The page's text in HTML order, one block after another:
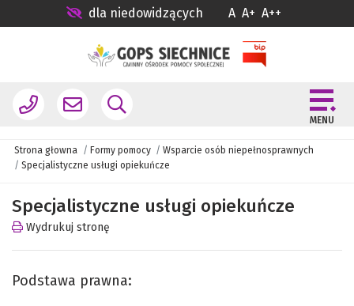
dla niedowidzących A A+ A++
MENU
Strona głowna Formy pomocy
Wsparcie osób niepełnosprawnych
Specjalistyczne usługi opiekuńcze
Specjalistyczne usługi opiekuńcze
Wydrukuj stronę
Podstawa prawna: